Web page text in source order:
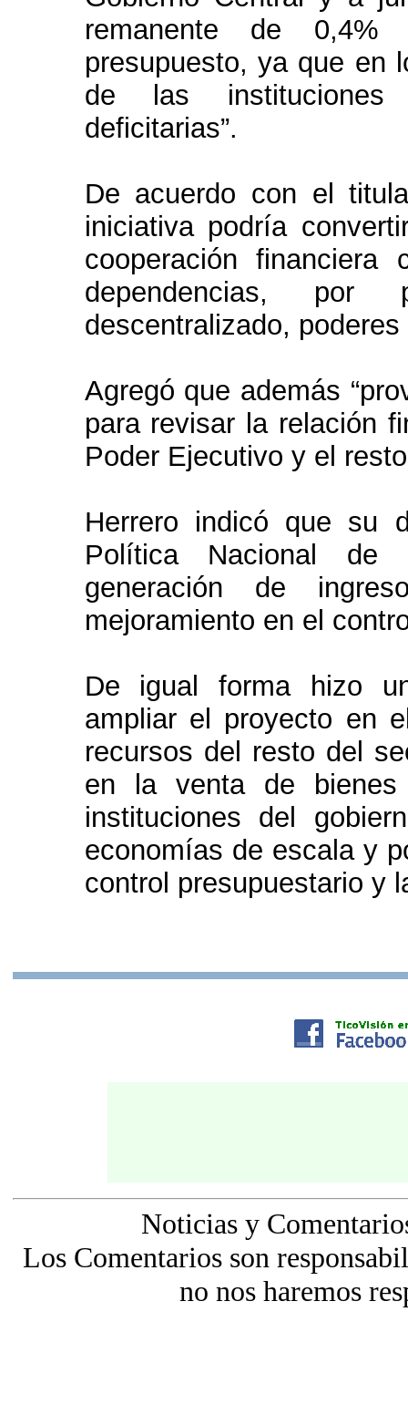
remanente de
presupuesto, ya que en
de las instituciones
deficitarias”.
De acuerdo con el
iniciativa podría
cooperación
dependencias,
descentralizado,
Agregó que además
para revisar la relación
Poder Ejecutivo y el
Herrero indicó que su
Política Nacional de
generación de
mejoramiento en el
De igual forma hizo
ampliar el proyecto en
recursos del resto del
en la venta de
instituciones del
economías de escala y
control presupuestario y
Noticias y
Los Comentarios son
no nos haremos